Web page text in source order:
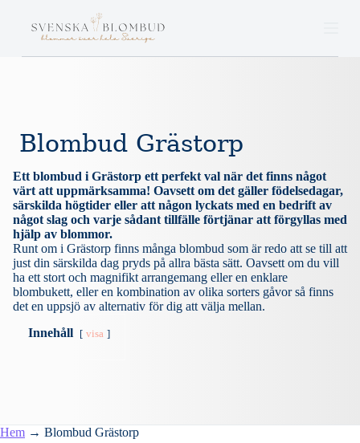
p
n
t
Blombud Grästorp
Ett blombud i Grästorp ett perfekt val när det finns något
värt att uppmärksamma! Oavsett om det gäller födelsedagar,
särskilda högtider eller att någon lyckats med en bedrift av
något slag och varje sådant tillfälle förtjänar att förgyllas med
hjälp av blommor.
Runt om i Grästorp finns många blombud som är redo att se till att
just din särskilda dag pryds på allra bästa sätt. Oavsett om du vill
ha ett stort och magnifikt arrangemang eller en enklare
blombukett, eller en kombination av olika sorters gåvor så finns
det en uppsjö av alternativ för dig att välja mellan.
Innehåll
visa
Hem → Blombud Grästorp